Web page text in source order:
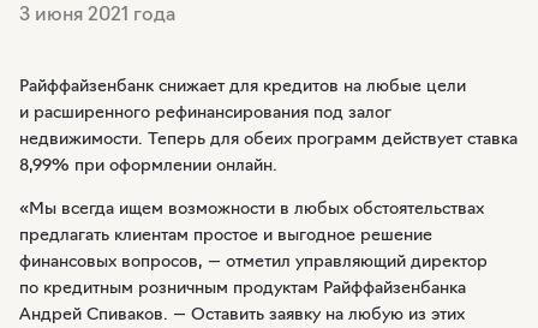
3 июня 2021 года
Райффайзенбанк снижает для кредитов на любые цели
и расширенного рефинансирования под залог
недвижимости. Теперь для обеих программ действует ставка
8,99% при оформлении онлайн.
«Мы всегда ищем возможности в любых обстоятельствах
предлагать клиентам простое и выгодное решение
финансовых вопросов, — отметил управляющий директор
по кредитным розничным продуктам Райффайзенбанка
Андрей Спиваков. — Оставить заявку на любую из этих